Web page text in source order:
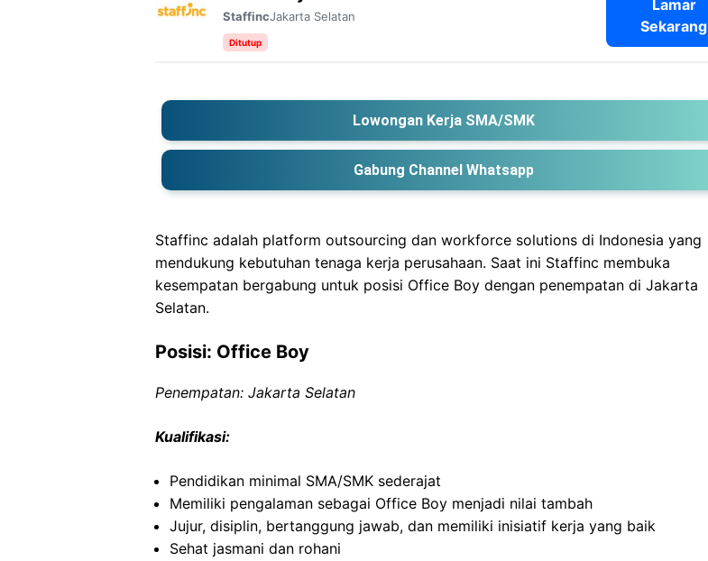
StaffincJakarta Selatan
Ditutup
Lamar
Sekarang
Lowongan Kerja SMA/SMK
Gabung Channel Whatsapp
Staffinc adalah platform outsourcing dan workforce solutions di Indonesia yang
mendukung kebutuhan tenaga kerja perusahaan. Saat ini Staffinc membuka
kesempatan bergabung untuk posisi Office Boy dengan penempatan di Jakarta
Selatan.
Posisi: Office Boy
Penempatan: Jakarta Selatan
Kualifikasi:
Pendidikan minimal SMA/SMK sederajat
Memiliki pengalaman sebagai Office Boy menjadi nilai tambah
Jujur, disiplin, bertanggung jawab, dan memiliki inisiatif kerja yang baik
Sehat jasmani dan rohani